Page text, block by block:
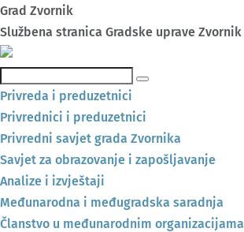
Grad Zvornik
Službena stranica Gradske uprave Zvornik
Pretraga
Privreda i preduzetnici
Privrednici i preduzetnici
Privredni savjet grada Zvornika
Savjet za obrazovanje i zapošljavanje
Analize i izvještaji
Međunarodna i međugradska saradnja
Članstvo u međunarodnim organizacijama